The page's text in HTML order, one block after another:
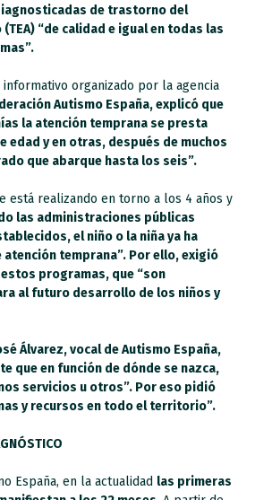
de trastorno del
“de calidad e igual en todas las
organizado por la agencia
Autismo España, explicó que
la atención temprana se presta
edad y en otras, después de muchos
que abarque hasta los seis”.
está realizando en torno a los 4 años y
las administraciones públicas
el niño o la niña ya ha
temprana”. Por ello, exigió
programas, que “son
al futuro desarrollo de los niños y
Álvarez, vocal de Autismo España,
que en función de dónde se nazca,
servicios u otros”. Por eso pidió
y recursos en todo el territorio”.
España, en la actualidad las primeras